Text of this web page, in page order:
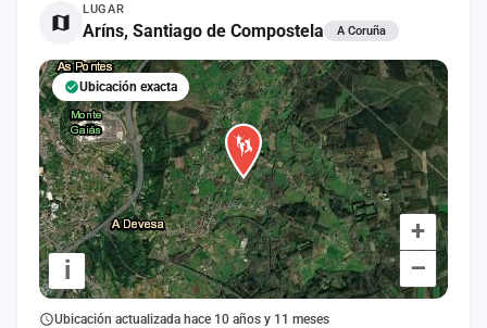
LUGAR
Aríns, Santiago de Compostela A Coruña
+
–
i
Ubicación exacta
Ubicación actualizada hace 10 años y 11 meses